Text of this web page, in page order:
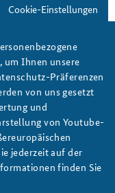
besucht
sich an der
Baufortschritt
Cookie-Einstellungen
um Ihnen unsere
Präferenzen
von uns gesetzt
und
von Youtube-
jederzeit auf der
finden Sie